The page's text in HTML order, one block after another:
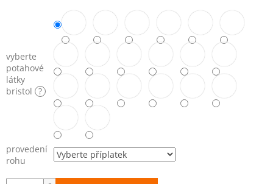
vyberte
potahové
látky
bristol ?
provedení
rohu